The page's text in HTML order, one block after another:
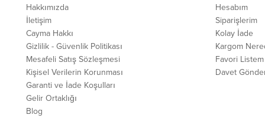
Hakkımızda
İletişim
Cayma Hakkı
Gizlilik - Güvenlik Politikası
Mesafeli Satış Sözleşmesi
Kişisel Verilerin Korunması
Garanti ve İade Koşulları
Gelir Ortaklığı
Blog
Hesabım
Siparişlerim
Kolay İade
Kargom
Favori Listem
Davet